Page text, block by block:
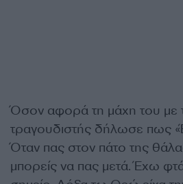
Όσον αφορά τη μάχη του με
τραγουδιστής δήλωσε πως
Όταν πας στον πάτο της
μπορείς να πας μετά. Έχω